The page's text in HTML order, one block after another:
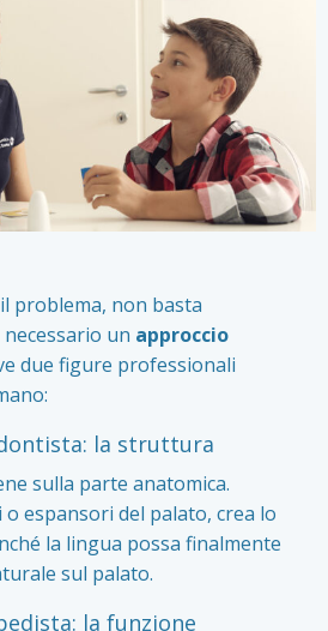
problema, non basta
necessario un approccio
due figure professionali
la struttura
sulla parte anatomica.
espansori del palato, crea lo
la lingua possa finalmente
sul palato.
la funzione